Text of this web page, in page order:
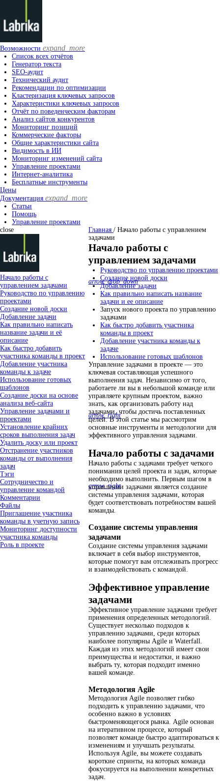
Возможности expand_more
Список всех отчётов
Генератор текста
SEO-аудит
Технический аудит
Рекомендации по оптимизации
Кластеризация ключевых запросов
Характеристики ключевых запросов
Отчёт по поведенческим факторам
Анализ сайтов конкурентов
Мониторинг позиций
Коммерческие факторы
Общие характеристики сайта
Видимость в ИИ
Мониторинг изменений сайта
Управление проектами
Интернет-аналитика
Бесплатные инструменты
Цены
Документация expand_more
Статьи
Помощь
Управление проектами
close
Начало работы с
управлением задачами
arrow_drop_down
Руководство по управлению
проектами
Создание новой доски
Добавление задачи
Как правильно написать
название задачи и её
описание
Как быстро добавить
участника команды в проект
Добавление участника
команды к задаче
Использование готовых
шаблонов
Создание доски на основе
анализа веб-сайта
Управление задачами и
проектами
arrow_right
Установление крайних
сроков выполнения задач
Удалить доску или проект
Отстранение участников
команды от выполнения
задач
Тэги
Сотрудничество и
управление командой
arrow_right
Комментарии
Файлы
Приглашение участника
команды в учетную запись
Мониторинг доступности
участника команды
Роль в проекте
Главная / Начало работы с управлением
задачами
Начало работы с
управлением задачами
Руководство по управлению проектами
Создание новой доски
Добавление задачи
Как правильно написать название
задачи и ее описание
Запуск нового проекта по управлению
задачами
Как быстро добавить участника
команды в проект
Добавление участника команды к
задаче
Использование готовых шаблонов
Управление задачами в проекте — это
ключевая составляющая успешного
выполнения задач. Независимо от того,
работаете ли вы в небольшой команде или
управляете крупным проектом, важно
знать, как организовать работу над
задачами, чтобы достичь поставленных
целей. В этой статье мы рассмотрим
основные инструменты и методологии для
эффективного управления задачами.
Начало работы с задачами
Начало работы с задачами требует четкого
понимания целей проекта и задач, которые
необходимо выполнить. Первым шагом в
управлении задачами является создание
системы управления задачами, которая
будет соответствовать потребностям вашей
команды.
Создание системы управления
задачами
Создание системы управления задачами
включает в себя выбор инструментов,
которые помогут вам отслеживать прогресс
и взаимодействовать с командой.
Эффективное управление
задачами
Эффективное управление задачами требует
применения определенных методологий.
Существует несколько подходов к
управлению задачами, среди которых
наиболее популярны Agile и Waterfall.
Каждая из этих методологий имеет свои
преимущества и недостатки, и важно
выбрать ту, которая подходит именно
вашей команде.
Методология Agile
Методология Agile позволяет гибко
подходить к управлению задачами, что
особенно важно в условиях
быстроменяющегося рынка. Agile основан
на итеративном процессе, который
позволяет команде быстро адаптироваться к
изменениям и улучшать результаты.
Используя Agile, вы можете создавать
короткие спринты, на которых команда
фокусируется на выполнении конкретных
задач.